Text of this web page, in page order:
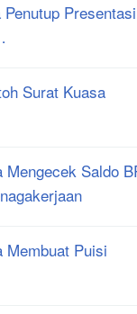
Penutup
Surat Kuasa
Mengecek Saldo
Membuat Puisi